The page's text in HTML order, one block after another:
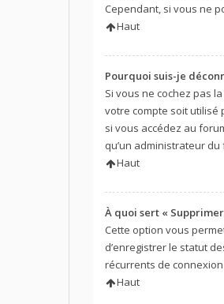
Cependant, si vous ne
Haut
Pourquoi suis-je
Si vous ne cochez pas
votre compte soit utilisé
si vous accédez au
qu’un administrateur
Haut
À quoi sert «
Cette option vous
d’enregistrer le statut
récurrents de
Haut